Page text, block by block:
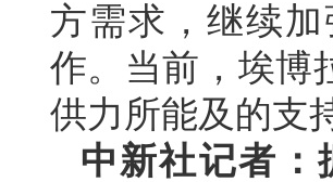
方需求，继续
作。当前，埃博
供力所能及的支
中新社记者：